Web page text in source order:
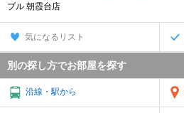
ブル 朝霞台店
気になるリスト
別の探し方でお部屋を探す
沿線・駅から